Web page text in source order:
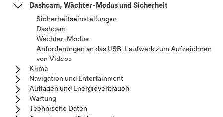
Dashcam, Wächter-Modus und Sicherheit
Sicherheitseinstellungen
Dashcam
Wächter-Modus
Anforderungen an das USB-Laufwerk zum Aufzeichnen
von Videos
Klima
Navigation und Entertainment
Aufladen und Energieverbrauch
Wartung
Technische Daten